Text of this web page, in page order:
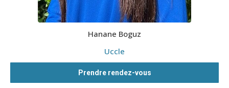
Hanane Boguz
Uccle
Prendre rendez-vous